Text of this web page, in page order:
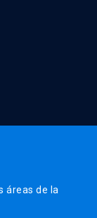
áreas de la